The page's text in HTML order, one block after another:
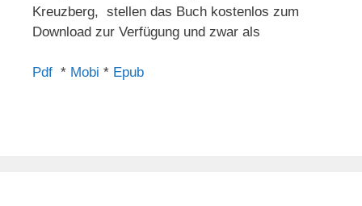
Kreuzberg, stellen das Buch kostenlos zum
Download zur Verfügung und zwar als
Pdf * Mobi * Epub